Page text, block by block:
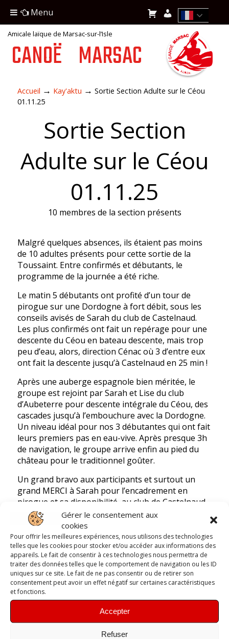
Gérer le consentement aux
cookies
Pour offrir les meilleures expériences, nous utilisons des technologies
telles que les cookies pour stocker et/ou accéder aux informations des
appareils. Le fait de consentir à ces technologies nous permettra de
traiter des données telles que le comportement de navigation ou les ID
uniques sur ce site. Le fait de ne pas consentir ou de retirer son
consentement peut avoir un effet négatif sur certaines caractéristiques
et fonctions.
Accepter
Refuser
Amicale laïque de Marsac-sur-l’Isle
CANOË MARSAC
Accueil → Kay'aktu → Sortie Section Adulte sur le Céou
01.11.25
Sortie Section
Adulte sur le Céou
01.11.25
10 membres de la section présents
Malgré quelques absences, ils étaient pas moins
de 10 adultes présents pour cette sortie de la
Toussaint. Entre confirmés et débutants, le
programme de la journée a été riche.
Le matin 5 débutants ont profité d’un tour de
pirogue sur une Dordogne à fort débit, sous les
conseils avisés de Sarah du club de Castelnaud.
Les plus confirmés ont fait un repérage pour une
descente du Céou en bateau descente, mais trop
peu d’eau, alors, direction Cénac où 3 d’entre eux
ont fait la descente jusqu’à Castelnaud en 25 min !
Après une auberge espagnole bien méritée, le
groupe est rejoint par Sarah et Lise du club
d’Aubeterre pour descente intégrale du Céou, des
cascades jusqu’à l’embouchure avec la Dordogne.
Un niveau idéal pour nos 3 débutantes qui ont fait
leurs premiers pas en eau-vive. Après presque 3h
de navigation, le groupe arrive enfin au pied du
château pour le traditionnel goûter.
Un grand bravo aux participants et surtout un
grand MERCI à Sarah pour l’encadrement en
pirogue et sa disponibilité, au club de Castelnaud
pour l’accueil et nous avoir permis de manger et
se changer au sec !
A bientôt sur le Céou avec on l’espère un peu plus
d’eau !
Menu